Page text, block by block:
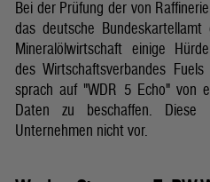
Bei der Prüfung der von
das deutsche
Mineralölwirtschaft einige
des Wirtschaftsverbandes
sprach auf "WDR 5 Echo" von
Daten zu beschaffen.
Unternehmen nicht vor.